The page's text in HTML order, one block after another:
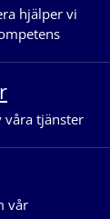
hjälper vi
våra tjänster
vår